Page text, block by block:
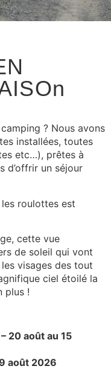
camping ? Nous avons
installées, toutes
etc…), prêtes à
d’offrir un séjour
les roulottes est
cette vue
de soleil qui vont
visages des tout
ciel étoilé la
plus !
20 août au 15
août 2026